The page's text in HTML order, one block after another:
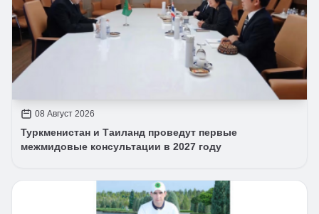
08 Август 2026
Туркменистан и Таиланд проведут первые
межмидовые консультации в 2027 году